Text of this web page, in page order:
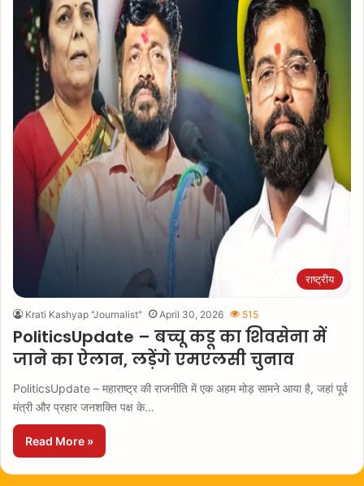
राष्ट्रीय
Krati Kashyap "Journalist" April 30, 2026 515
PoliticsUpdate – बच्चू कडू का शिवसेना में
जाने का ऐलान, लड़ेंगे एमएलसी चुनाव
PoliticsUpdate – महाराष्ट्र की राजनीति में एक अहम मोड़ सामने आया है, जहां पूर्व
मंत्री और प्रहार जनशक्ति पक्ष के…
Read More »